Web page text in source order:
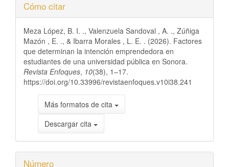
del
artículo
Cómo citar
Meza López, B. I. ., Valenzuela Sandoval , A. ., Zúñiga
Mazón , E. ., & Ibarra Morales , L. E. . (2026). Factores
que determinan la intención emprendedora en
estudiantes de una universidad pública en Sonora.
Revista Enfoques, 10(38), 1–17.
https://doi.org/10.33996/revistaenfoques.v10i38.241
Más formatos de cita
Descargar cita
Número